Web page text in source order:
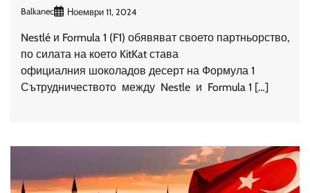
Balkanec Ноември 11, 2024
Nestlé и Formula 1 (F1) обявяват своето партньорство,
по силата на което KitKat става
официалния шоколадов десерт на Формула 1
Сътрудничеството между Nestle и Formula 1 […]